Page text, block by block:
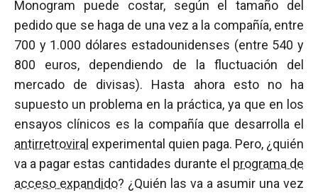
Monogram puede costar, según el tamaño del
pedido que se haga de una vez a la compañía, entre
700 y 1.000 dólares estadounidenses (entre 540 y
800 euros, dependiendo de la fluctuación del
mercado de divisas). Hasta ahora esto no ha
supuesto un problema en la práctica, ya que en los
ensayos clínicos es la compañía que desarrolla el
antirretroviral experimental quien paga. Pero, ¿quién
va a pagar estas cantidades durante el programa de
acceso expandido? ¿Quién las va a asumir una vez